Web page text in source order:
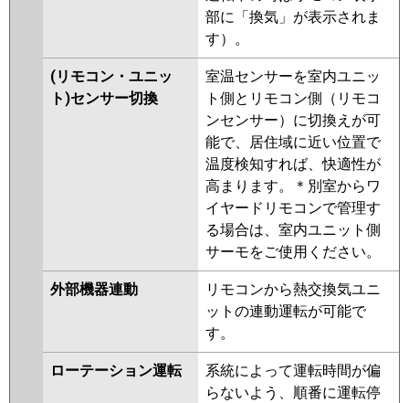
部に「換気」が表示されま
す）。
(リモコン・ユニッ
ト)センサー切換
室温センサーを室内ユニッ
ト側とリモコン側（リモコ
ンセンサー）に切換えが可
能で、居住域に近い位置で
温度検知すれば、快適性が
高まります。＊別室からワ
イヤードリモコンで管理す
る場合は、室内ユニット側
サーモをご使用ください。
外部機器連動
リモコンから熱交換気ユニ
ットの連動運転が可能で
す。
ローテーション運転
系統によって運転時間が偏
らないよう、順番に運転停